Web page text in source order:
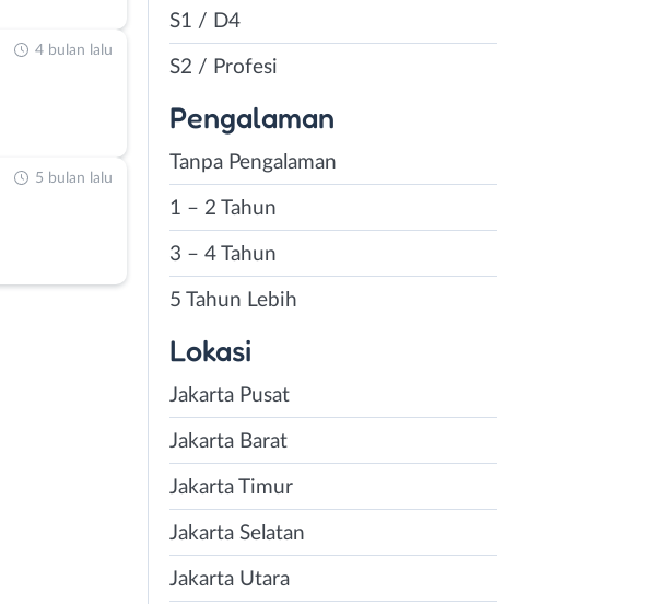
4 bulan lalu
5 bulan lalu
S1 / D4
S2 / Profesi
Pengalaman
Tanpa Pengalaman
1 – 2 Tahun
3 – 4 Tahun
5 Tahun Lebih
Lokasi
Jakarta Pusat
Jakarta Barat
Jakarta Timur
Jakarta Selatan
Jakarta Utara